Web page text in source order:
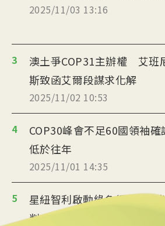
2025/11/03 13:16
3
澳土爭COP31主辦權 艾班
斯致函艾爾段謀求化解
2025/11/02 10:53
4
COP30峰會不足60國領袖
低於往年
2025/11/01 14:35
5
星紐智利啟動綠色經濟協定
判 助力低碳轉型